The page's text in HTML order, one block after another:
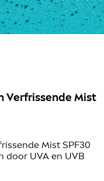
Verfrissende Mist
Mist SPF30
door UVA en UVB